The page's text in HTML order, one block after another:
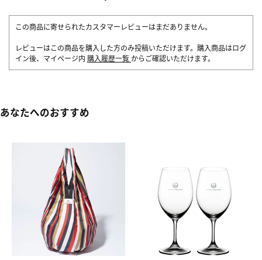
この商品に寄せられたカスタマーレビューはまだありません。
レビューはこの商品を購入した方のみ投稿いただけます。購入商品はログ
イン後、マイページ内 購入履歴一覧 からご確認いただけます。
あなたへのおすすめ